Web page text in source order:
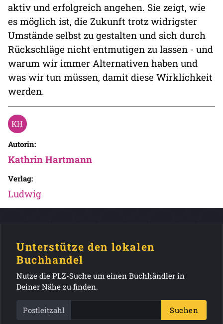
aktiv und erfolgreich angehen. Sie zeigt, wie
es möglich ist, die Zukunft trotz widrigster
Umstände selbst zu gestalten und sich durch
Rückschläge nicht entmutigen zu lassen - und
warum wir immer Alternativen haben und
was wir tun müssen, damit diese Wirklichkeit
werden.
Autorin:
Kathrin Hartmann
Verlag:
Ludwig
Unterstütze den lokalen
Buchhandel
Nutze die PLZ-Suche um einen Buchhändler in
Deiner Nähe zu finden.
Postleitzahl Suchen